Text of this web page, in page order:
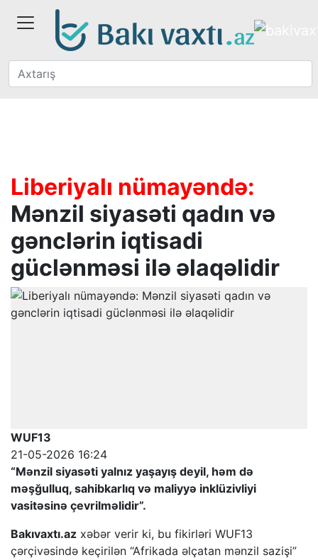
Liberiyalı nümayəndə:
Mənzil siyasəti qadın və
gənclərin iqtisadi
güclənməsi ilə əlaqəlidir
WUF13
21-05-2026 16:24
“Mənzil siyasəti yalnız yaşayış deyil, həm də
məşğulluq, sahibkarlıq və maliyyə inklüzivliyi
vasitəsinə çevrilməlidir”.
Bakıvaxtı.az xəbər verir ki, bu fikirləri WUF13
çərçivəsində keçirilən “Afrikada əlçatan mənzil sazişi”